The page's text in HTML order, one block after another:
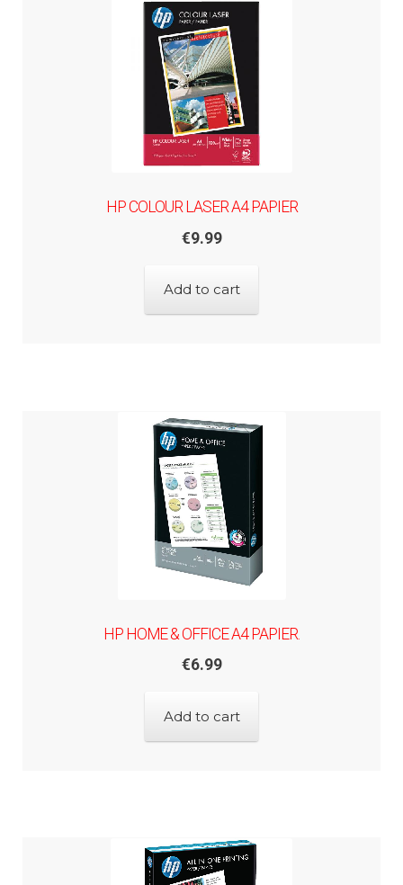
HP COLOUR LASER A4 PAPIER
€9.99
Add to cart
HP HOME & OFFICE A4 PAPIER.
€6.99
Add to cart